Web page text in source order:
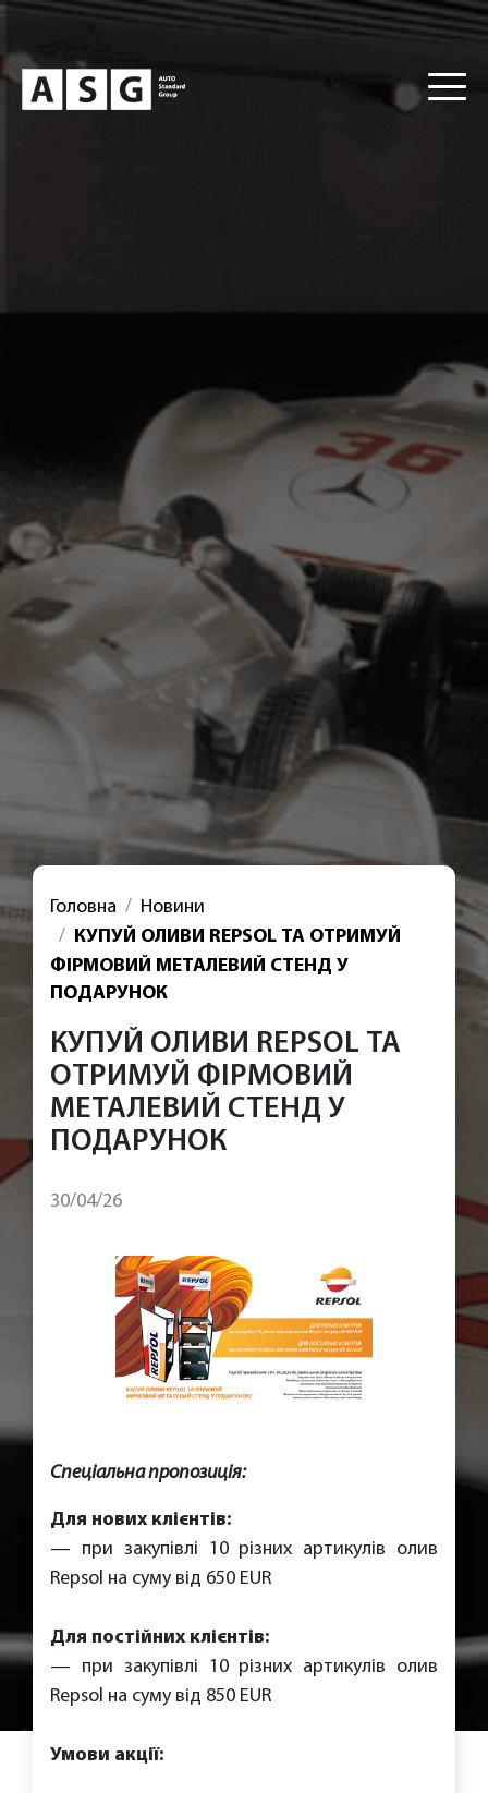
Головна
Новини
КУПУЙ ОЛИВИ REPSOL ТА ОТРИМУЙ
ФІРМОВИЙ МЕТАЛЕВИЙ СТЕНД У
ПОДАРУНОК
КУПУЙ ОЛИВИ REPSOL ТА
ОТРИМУЙ ФІРМОВИЙ
МЕТАЛЕВИЙ СТЕНД У
ПОДАРУНОК
30/04/26
Спеціальна пропозиція:
Для нових клієнтів:
— при закупівлі 10 різних артикулів олив
Repsol на суму від 650 EUR
Для постійних клієнтів:
— при закупівлі 10 різних артикулів олив
Repsol на суму від 850 EUR
Умови акції: